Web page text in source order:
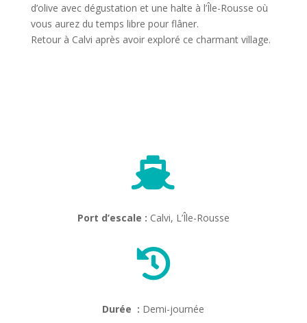
d’olive avec dégustation et une halte à l’Île-Rousse où
vous aurez du temps libre pour flâner.
Retour à Calvi après avoir exploré ce charmant village.

Port d’escale : Calvi, L’Île-Rousse

Durée : Demi-journée